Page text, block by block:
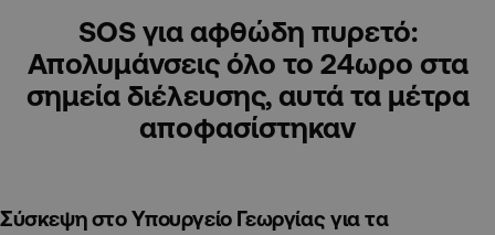
SOS για αφθώδη πυρετό:
Απολυμάνσεις όλο το 24ωρο στα
σημεία διέλευσης, αυτά τα μέτρα
αποφασίστηκαν
Σύσκεψη στο Υπουργείο Γεωργίας για τα